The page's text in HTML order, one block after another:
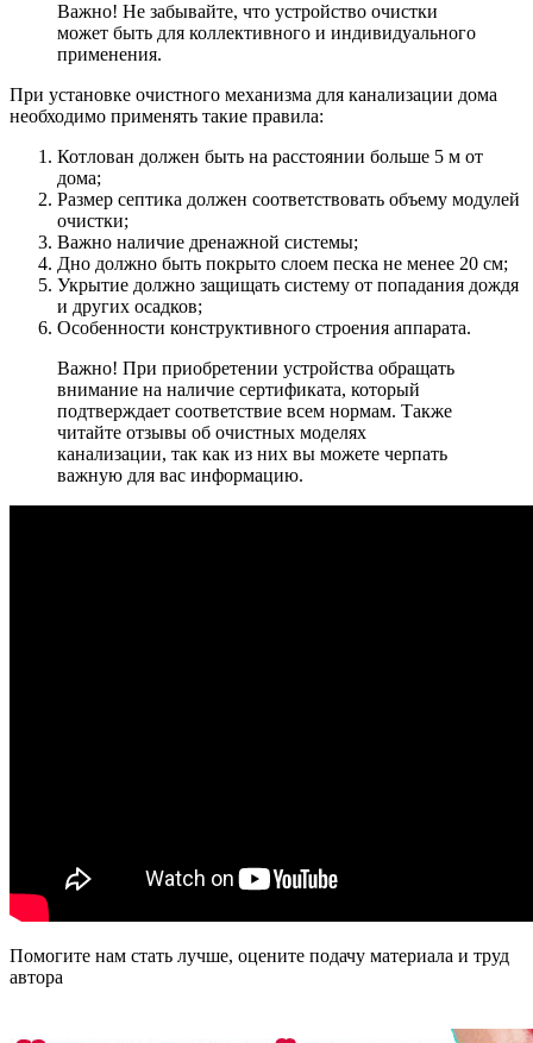
Важно! Не забывайте, что устройство очистки
может быть для коллективного и индивидуального
применения.
При установке очистного механизма для канализации дома
необходимо применять такие правила:
Котлован должен быть на расстоянии больше 5 м от
дома;
Размер септика должен соответствовать объему модулей
очистки;
Важно наличие дренажной системы;
Дно должно быть покрыто слоем песка не менее 20 см;
Укрытие должно защищать систему от попадания дождя
и других осадков;
Особенности конструктивного строения аппарата.
Важно! При приобретении устройства обращать
внимание на наличие сертификата, который
подтверждает соответствие всем нормам. Также
читайте отзывы об очистных моделях
канализации, так как из них вы можете черпать
важную для вас информацию.
Помогите нам стать лучше, оцените подачу материала и труд
автора